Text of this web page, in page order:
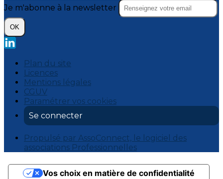
Je m'abonne à la newsletter
OK
Plan du site
Licences
Mentions légales
CGUV
Paramétrer vos cookies
Se connecter
Propulsé par AssoConnect, le logiciel des
associations Professionnelles
Vos choix en matière de confidentialité